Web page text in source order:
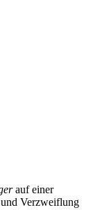
auf einer
Verzweiflung